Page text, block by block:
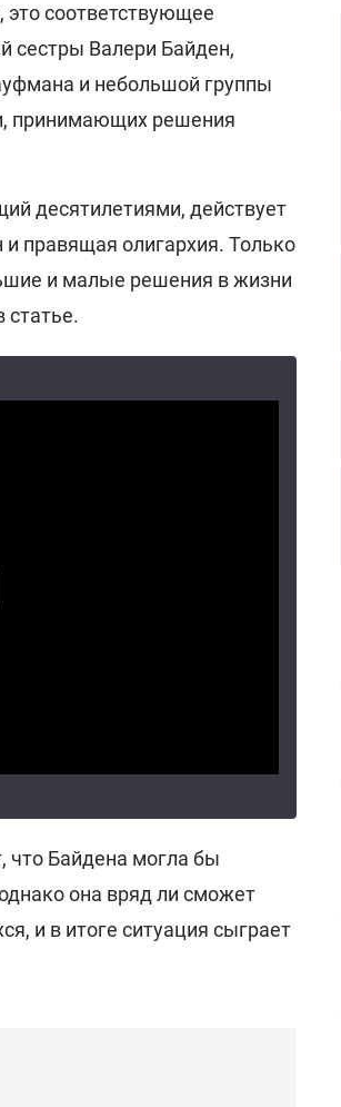
соответствующее
Валери Байден,
и небольшой группы
принимающих решения
десятилетиями, действует
правящая олигархия. Только
и малые решения в жизни
статье.
что Байдена могла бы
она вряд ли сможет
и в итоге ситуация сыграет